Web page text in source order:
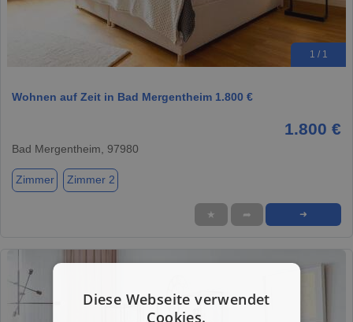
1 / 1
Wohnen auf Zeit in Bad Mergentheim 1.800 €
1.800 €
Bad Mergentheim, 97980
Zimmer Zimmer 2
★ ➦ ➜
Diese Webseite verwendet
Cookies.